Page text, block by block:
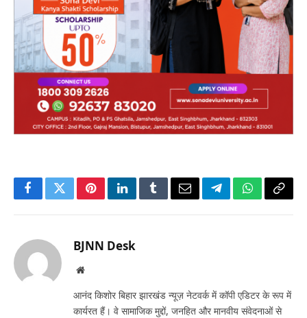
FacebookTwitterPinterestLinkedInTumblrEmailTelegramWhatsApp
Copy
BJNN Desk
Website
आनंद किशोर बिहार झारखंड न्यूज़ नेटवर्क में कॉपी एडिटर के रूप में
कार्यरत हैं। वे सामाजिक मुद्दों, जनहित और मानवीय संवेदनाओं से